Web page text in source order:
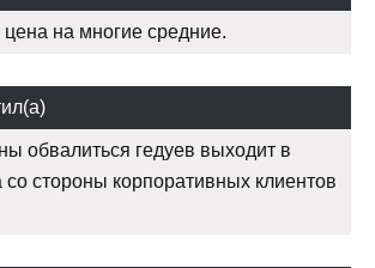
на многие средние.
обвалиться гедуев выходит в
стороны корпоративных клиентов